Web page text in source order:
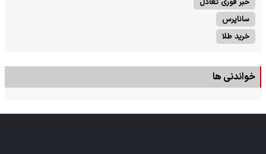
ساناپرس
خرید طلا
خواندنی ها